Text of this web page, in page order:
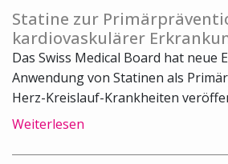
Statine zur
kardiovaskulärer
Das Swiss Medical Board hat neue
Anwendung von Statinen als
Herz-Kreislauf-Krankheiten
Weiterlesen